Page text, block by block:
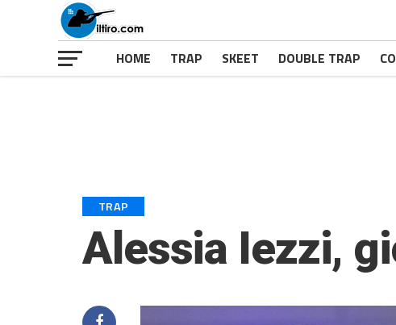
HOME TRAP SKEET DOUBLE TRAP
TRAP
Alessia Iezzi,